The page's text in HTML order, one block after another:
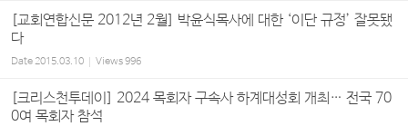
[교회연합신문 2012년 2월] 박윤식목사에 대한 ‘이단 규정’ 잘못됐
다
Date2015.03.10 Views996
[크리스천투데이] 2024 목회자 구속사 하계대성회 개최… 전국 70
0여 목회자 참석